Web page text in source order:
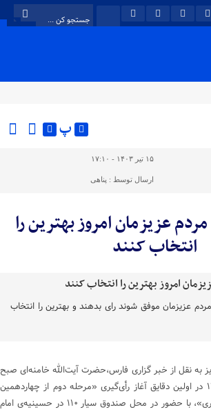
پ
۱۵ تیر ۱۴۰۳ - ۱۷:۱۰
ارسال توسط : پناهی
عزیزمان امروز بهترین را
انتخاب کنند
عزیزمان موفق شوند رای بدهند و بهترین را انتخاب
به نقل از خبر گزاری فارس،حضرت آیت‌الله خامنه‌ای صبح
امروز جمعه ۱۵ تیرماه ۱۴۰۳ در اولین دقایق آغاز رأی‌گیری «مرحله دوم از چهاردهمین
دوره‌ انتخابات ریاست جمهوری»، با حضور در محل صندوق سیار ۱۱۰ در حسینیه‌ی امام